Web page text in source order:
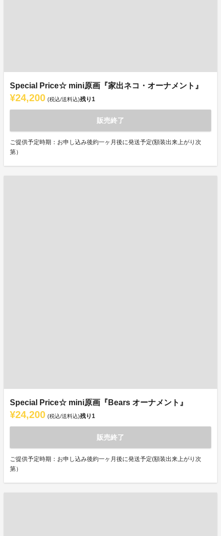
Special Price☆ mini原画『家出ネコ・オーナメント』
¥24,200 (税込/送料込)残り1
販売終了
ご提供予定時期：お申し込み後約一ヶ月後に発送予定(額装出来上がり次
第）
Special Price☆ mini原画『Bears オーナメント』
¥24,200 (税込/送料込)残り1
販売終了
ご提供予定時期：お申し込み後約一ヶ月後に発送予定(額装出来上がり次
第）